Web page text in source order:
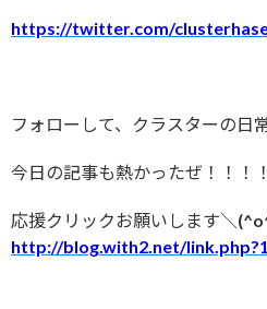
https://twitter.com/
フォローして、クラスターの日
今日の記事も熱かったぜ！！！
応援クリックお願いします＼
http://blog.with2.net/